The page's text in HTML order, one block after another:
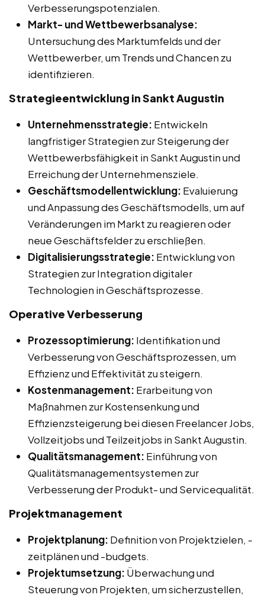
Verbesserungspotenzialen.
Markt- und Wettbewerbsanalyse:
Untersuchung des Marktumfelds und der
Wettbewerber, um Trends und Chancen zu
identifizieren.
Strategieentwicklung in Sankt Augustin
Unternehmensstrategie: Entwickeln
langfristiger Strategien zur Steigerung der
Wettbewerbsfähigkeit in Sankt Augustin und
Erreichung der Unternehmensziele.
Geschäftsmodellentwicklung: Evaluierung
und Anpassung des Geschäftsmodells, um auf
Veränderungen im Markt zu reagieren oder
neue Geschäftsfelder zu erschließen.
Digitalisierungsstrategie: Entwicklung von
Strategien zur Integration digitaler
Technologien in Geschäftsprozesse.
Operative Verbesserung
Prozessoptimierung: Identifikation und
Verbesserung von Geschäftsprozessen, um
Effizienz und Effektivität zu steigern.
Kostenmanagement: Erarbeitung von
Maßnahmen zur Kostensenkung und
Effizienzsteigerung bei diesen Freelancer Jobs,
Vollzeitjobs und Teilzeitjobs in Sankt Augustin.
Qualitätsmanagement: Einführung von
Qualitätsmanagementsystemen zur
Verbesserung der Produkt- und Servicequalität.
Projektmanagement
Projektplanung: Definition von Projektzielen, -
zeitplänen und -budgets.
Projektumsetzung: Überwachung und
Steuerung von Projekten, um sicherzustellen,